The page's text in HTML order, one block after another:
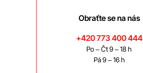
Obraťte se na nás
+420 773 400 444
Po – Čt 9 – 18 h
Pá 9 – 16 h